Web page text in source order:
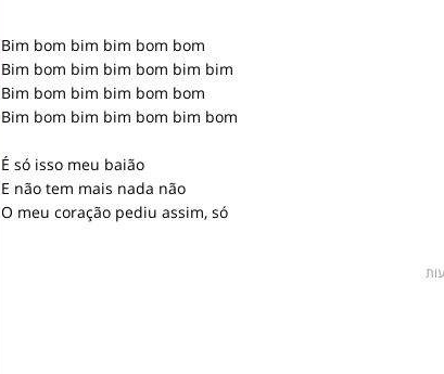
Bim bom bim bim bom bom
Bim bom bim bim bom bim bim
Bim bom bim bim bom bom
Bim bom bim bim bom bim bom
É só isso meu baião
E não tem mais nada não
O meu coração pediu assim, só